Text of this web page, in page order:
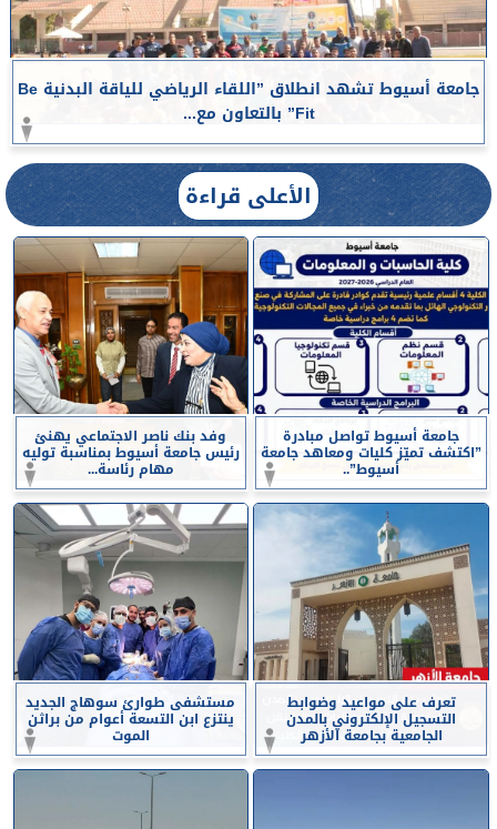
جامعة أسيوط تشهد انطلاق ”اللقاء الرياضي للياقة البدنية Be
Fit” بالتعاون مع...
الأعلى قراءة
جامعة أسيوط تواصل مبادرة
”اكتشف تميّز كليات ومعاهد جامعة
أسيوط”..
وفد بنك ناصر الاجتماعي يهنئ
رئيس جامعة أسيوط بمناسبة توليه
مهام رئاسة...
تعرف على مواعيد وضوابط
التسجيل الإلكتروني بالمدن
الجامعية بجامعة الأزهر
مستشفى طوارئ سوهاج الجديد
ينتزع ابن التسعة أعوام من براثن
الموت